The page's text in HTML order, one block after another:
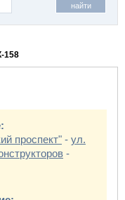
найти
158
проспект" - ул.
-